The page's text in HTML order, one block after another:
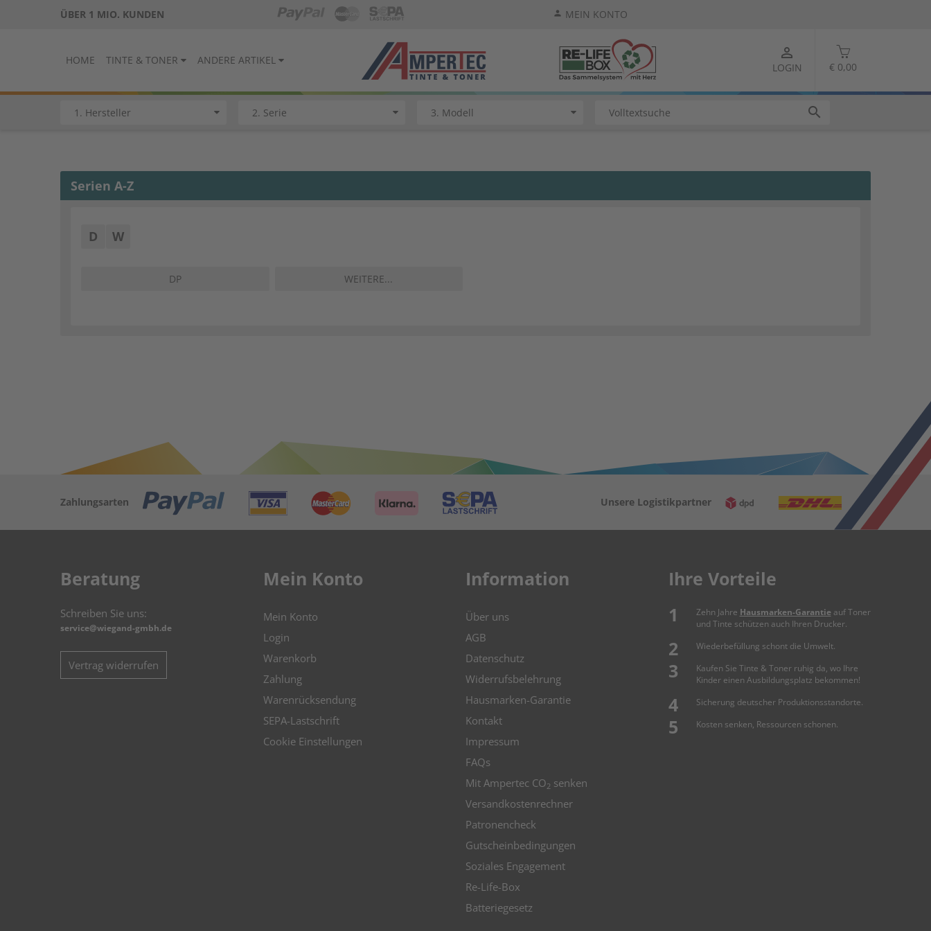
ÜBER 1 MIO. KUNDEN person MEIN KONTO
HOME TINTE & TONER ANDERE ARTIKEL
€ 0,00
person_outline
LOGIN
search
Serien A-Z
D W
DP WEITERE...
Zahlungsarten Unsere Logistikpartner
Beratung
Schreiben Sie uns:
service@wiegand-gmbh.de
Vertrag widerrufen
Mein Konto
Mein Konto
Login
Warenkorb
Zahlung
Warenrücksendung
SEPA-Lastschrift
Cookie Einstellungen
Information
Über uns
AGB
Datenschutz
Widerrufsbelehrung
Hausmarken-Garantie
Kontakt
Impressum
FAQs
Mit Ampertec CO2 senken
Versandkostenrechner
Patronencheck
Gutscheinbedingungen
Soziales Engagement
Re-Life-Box
Batteriegesetz
Ihre Vorteile
Zehn Jahre Hausmarken-Garantieauf Toner
und Tinte schützen auch Ihren Drucker.
Wiederbefüllung schont die Umwelt.
Kaufen Sie Tinte & Toner ruhig da, wo Ihre
Kinder einen Ausbildungsplatz bekommen!
Sicherung deutscher Produktionsstandorte.
Kosten senken, Ressourcen schonen.